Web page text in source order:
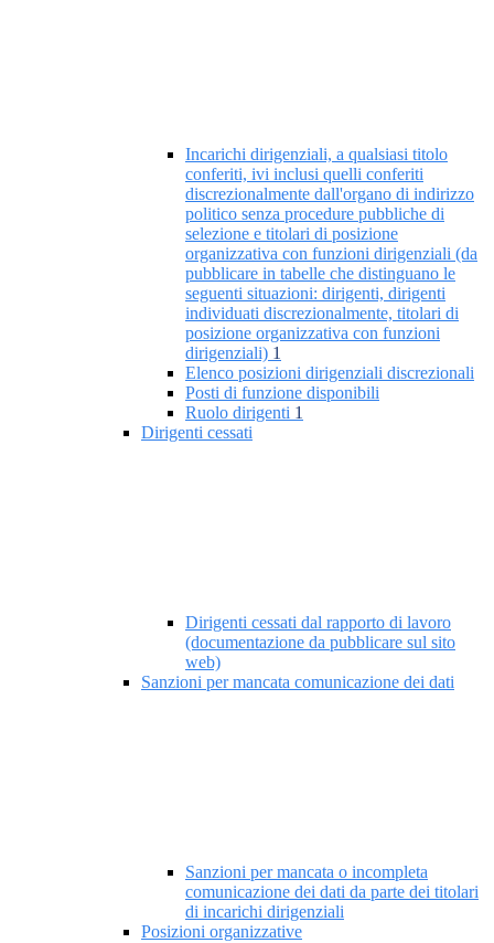
Incarichi dirigenziali, a qualsiasi titolo
conferiti, ivi inclusi quelli conferiti
discrezionalmente dall'organo di indirizzo
politico senza procedure pubbliche di
selezione e titolari di posizione
organizzativa con funzioni dirigenziali (da
pubblicare in tabelle che distinguano le
seguenti situazioni: dirigenti, dirigenti
individuati discrezionalmente, titolari di
posizione organizzativa con funzioni
dirigenziali) 1
Elenco posizioni dirigenziali discrezionali
Posti di funzione disponibili
Ruolo dirigenti 1
Dirigenti cessati
Dirigenti cessati dal rapporto di lavoro
(documentazione da pubblicare sul sito
web)
Sanzioni per mancata comunicazione dei dati
Sanzioni per mancata o incompleta
comunicazione dei dati da parte dei titolari
di incarichi dirigenziali
Posizioni organizzative